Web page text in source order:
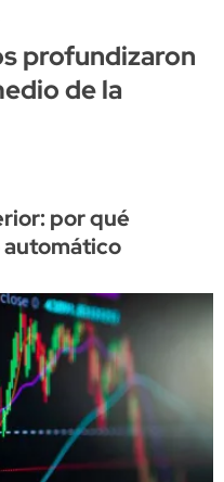
profundizaron
de la
por qué